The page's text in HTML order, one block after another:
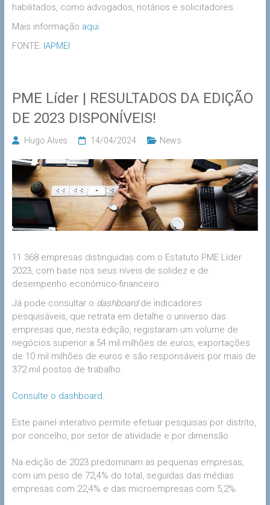
habilitados, como advogados, notários e solicitadores.
Mais informação aqui.
FONTE: IAPMEI
PME Líder | RESULTADOS DA EDIÇÃO
DE 2023 DISPONÍVEIS!
Hugo Alves 14/04/2024 News
11 368 empresas distinguidas com o Estatuto PME Líder
2023, com base nos seus níveis de solidez e de
desempenho económico-financeiro.
Já pode consultar o dashboardde indicadores
pesquisáveis, que retrata em detalhe o universo das
empresas que, nesta edição, registaram um volume de
negócios superior a 54 mil milhões de euros, exportações
de 10 mil milhões de euros e são responsáveis por mais de
372 mil postos de trabalho.
Consulte o dashboard.
Este painel interativo permite efetuar pesquisas por distrito,
por concelho, por setor de atividade e por dimensão.
Na edição de 2023 predominam as pequenas empresas,
com um peso de 72,4% do total, seguidas das médias
empresas com 22,4% e das microempresas com 5,2%.